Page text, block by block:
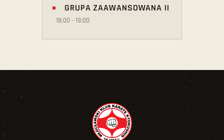
GRUPA ZAAWANSOWANA II
18:00 - 19:00